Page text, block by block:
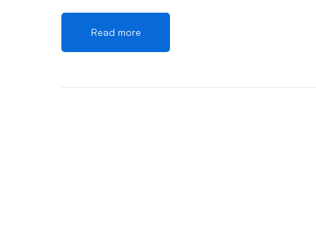
誹謗行為。更令人窒息的是，超過62%的受害者
灰色地帶中有效反擊。 請你明白：沉默不會讓流
數位防身術手冊，從心理重建、證據固化、平台投
Read more